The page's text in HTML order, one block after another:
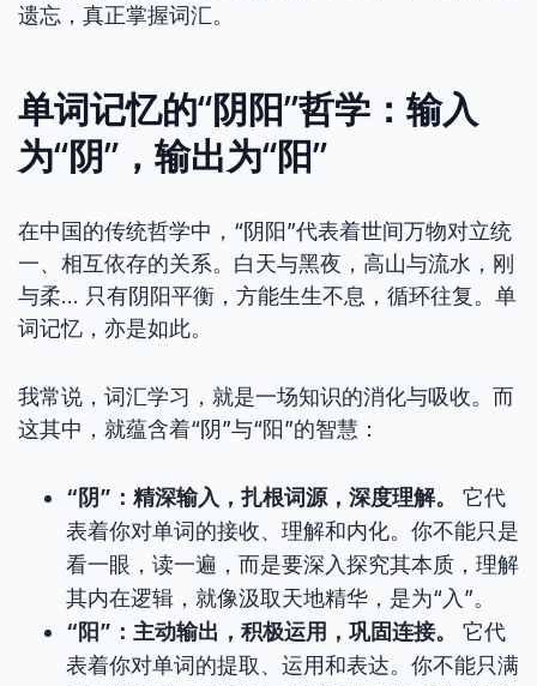
遗忘，真正掌握词汇。
单词记忆的“阴阳”哲学：输入
为“阴”，输出为“阳”
在中国的传统哲学中，“阴阳”代表着世间万物对立统
一、相互依存的关系。白天与黑夜，高山与流水，刚
与柔… 只有阴阳平衡，方能生生不息，循环往复。单
词记忆，亦是如此。
我常说，词汇学习，就是一场知识的消化与吸收。而
这其中，就蕴含着“阴”与“阳”的智慧：
“阴”：精深输入，扎根词源，深度理解。
它代
表着你对单词的接收、理解和内化。你不能只是
看一眼，读一遍，而是要深入探究其本质，理解
其内在逻辑，就像汲取天地精华，是为“入”。
“阳”：主动输出，积极运用，巩固连接。
它代
表着你对单词的提取、运用和表达。你不能只满